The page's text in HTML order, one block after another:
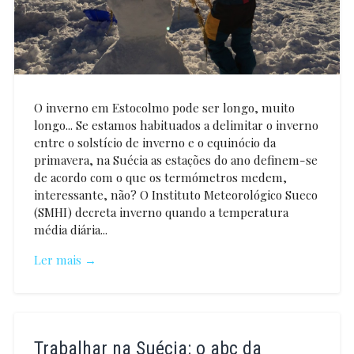
O inverno em Estocolmo pode ser longo, muito
longo... Se estamos habituados a delimitar o inverno
entre o solstício de inverno e o equinócio da
primavera, na Suécia as estações do ano definem-se
de acordo com o que os termómetros medem,
interessante, não? O Instituto Meteorológico Sueco
(SMHI) decreta inverno quando a temperatura
média diária...
Ler mais →
Cerqueira
Trabalhar na Suécia: o abc da